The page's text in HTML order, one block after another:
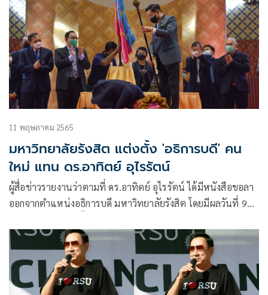
11 พฤษภาคม 2565
มหาวิทยาลัยรังสิต แต่งตั้ง 'อธิการบดี' คน
ใหม่ แทน ดร.อาทิตย์ อุไรรัตน์
ผู้สื่อข่าวรายงานว่าตามที่ ดร.อาทิตย์ อุไรรัตน์ ได้มีหนังสือขอลา
ออกจากตำแหน่งอธิการบดี มหาวิทยาลัยรังสิต โดยมีผลวันที่ 9
ดำเนินไปด้วยความเรียบ